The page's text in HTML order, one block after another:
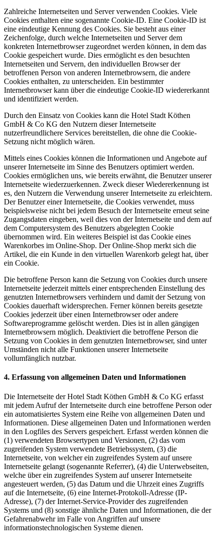
Zahlreiche Internetseiten und Server verwenden Cookies. Viele
Cookies enthalten eine sogenannte Cookie-ID. Eine Cookie-ID ist
eine eindeutige Kennung des Cookies. Sie besteht aus einer
Zeichenfolge, durch welche Internetseiten und Server dem
konkreten Internetbrowser zugeordnet werden können, in dem das
Cookie gespeichert wurde. Dies ermöglicht es den besuchten
Internetseiten und Servern, den individuellen Browser der
betroffenen Person von anderen Internetbrowsern, die andere
Cookies enthalten, zu unterscheiden. Ein bestimmter
Internetbrowser kann über die eindeutige Cookie-ID wiedererkannt
und identifiziert werden.
Durch den Einsatz von Cookies kann die Hotel Stadt Köthen
GmbH & Co KG den Nutzern dieser Internetseite
nutzerfreundlichere Services bereitstellen, die ohne die Cookie-
Setzung nicht möglich wären.
Mittels eines Cookies können die Informationen und Angebote auf
unserer Internetseite im Sinne des Benutzers optimiert werden.
Cookies ermöglichen uns, wie bereits erwähnt, die Benutzer unserer
Internetseite wiederzuerkennen. Zweck dieser Wiedererkennung ist
es, den Nutzern die Verwendung unserer Internetseite zu erleichtern.
Der Benutzer einer Internetseite, die Cookies verwendet, muss
beispielsweise nicht bei jedem Besuch der Internetseite erneut seine
Zugangsdaten eingeben, weil dies von der Internetseite und dem auf
dem Computersystem des Benutzers abgelegten Cookie
übernommen wird. Ein weiteres Beispiel ist das Cookie eines
Warenkorbes im Online-Shop. Der Online-Shop merkt sich die
Artikel, die ein Kunde in den virtuellen Warenkorb gelegt hat, über
ein Cookie.
Die betroffene Person kann die Setzung von Cookies durch unsere
Internetseite jederzeit mittels einer entsprechenden Einstellung des
genutzten Internetbrowsers verhindern und damit der Setzung von
Cookies dauerhaft widersprechen. Ferner können bereits gesetzte
Cookies jederzeit über einen Internetbrowser oder andere
Softwareprogramme gelöscht werden. Dies ist in allen gängigen
Internetbrowsern möglich. Deaktiviert die betroffene Person die
Setzung von Cookies in dem genutzten Internetbrowser, sind unter
Umständen nicht alle Funktionen unserer Internetseite
vollumfänglich nutzbar.
4. Erfassung von allgemeinen Daten und Informationen
Die Internetseite der Hotel Stadt Köthen GmbH & Co KG erfasst
mit jedem Aufruf der Internetseite durch eine betroffene Person oder
ein automatisiertes System eine Reihe von allgemeinen Daten und
Informationen. Diese allgemeinen Daten und Informationen werden
in den Logfiles des Servers gespeichert. Erfasst werden können die
(1) verwendeten Browsertypen und Versionen, (2) das vom
zugreifenden System verwendete Betriebssystem, (3) die
Internetseite, von welcher ein zugreifendes System auf unsere
Internetseite gelangt (sogenannte Referrer), (4) die Unterwebseiten,
welche über ein zugreifendes System auf unserer Internetseite
angesteuert werden, (5) das Datum und die Uhrzeit eines Zugriffs
auf die Internetseite, (6) eine Internet-Protokoll-Adresse (IP-
Adresse), (7) der Internet-Service-Provider des zugreifenden
Systems und (8) sonstige ähnliche Daten und Informationen, die der
Gefahrenabwehr im Falle von Angriffen auf unsere
informationstechnologischen Systeme dienen.